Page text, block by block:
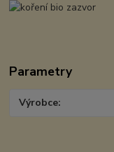
Parametry
Výrobce